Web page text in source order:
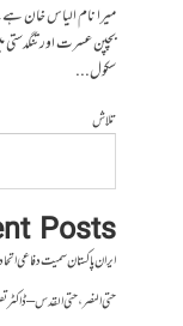
میرا نام الیاس خان
بچپن عسرت اور
سکول...
تلاش
Posts
ایران پاکستان سمیت دفاعی
حتی النصر ، حتی القدس – ڈاکٹر